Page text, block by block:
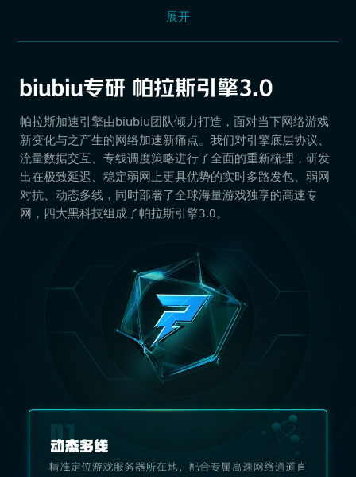
展开
帕拉斯加速引擎由biubiu团队倾力打造，面对当下网络游戏
新变化与之产生的网络加速新痛点。我们对引擎底层协议、
流量数据交互、专线调度策略进行了全面的重新梳理，研发
出在极致延迟、稳定弱网上更具优势的实时多路发包、弱网
对抗、动态多线，同时部署了全球海量游戏独享的高速专
网，四大黑科技组成了帕拉斯引擎3.0。